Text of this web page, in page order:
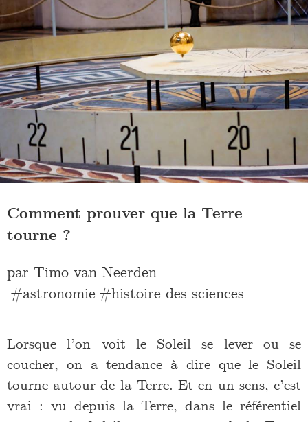
Comment prouver que la Terre
tourne ?
par Timo van Neerden
astronomie
histoire des sciences
Lorsque l’on voit le Soleil se lever ou se
coucher, on a tendance à dire que le Soleil
tourne autour de la Terre. Et en un sens, c’est
vrai : vu depuis la Terre, dans le référentiel